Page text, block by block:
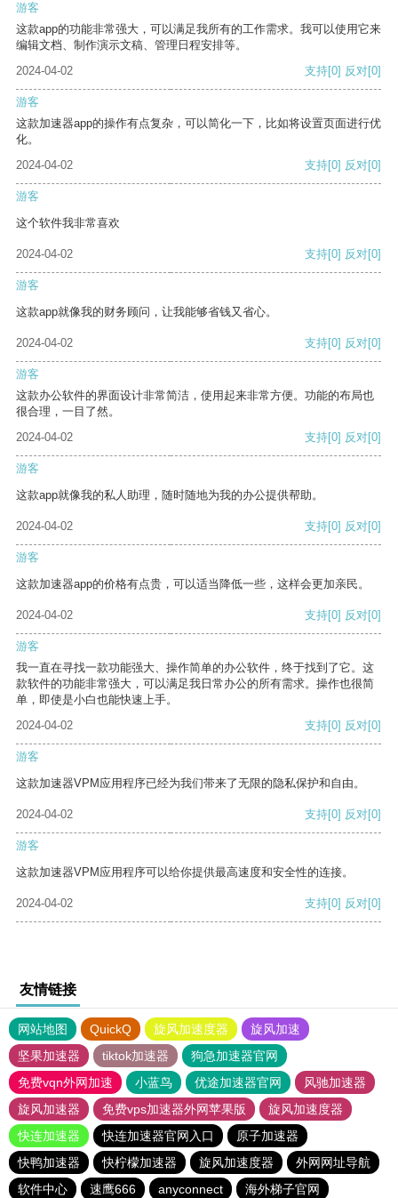
游客
这款app的功能非常强大，可以满足我所有的工作需求。我可以使用它来
编辑文档、制作演示文稿、管理日程安排等。
2024-04-02
支持[0] 反对[0]
游客
这款加速器app的操作有点复杂，可以简化一下，比如将设置页面进行优
化。
2024-04-02
支持[0] 反对[0]
游客
这个软件我非常喜欢
2024-04-02 支持[0] 反对[0]
游客
这款app就像我的财务顾问，让我能够省钱又省心。
2024-04-02 支持[0] 反对[0]
游客
这款办公软件的界面设计非常简洁，使用起来非常方便。功能的布局也
很合理，一目了然。
2024-04-02
支持[0] 反对[0]
游客
这款app就像我的私人助理，随时随地为我的办公提供帮助。
2024-04-02 支持[0] 反对[0]
游客
这款加速器app的价格有点贵，可以适当降低一些，这样会更加亲民。
2024-04-02 支持[0] 反对[0]
游客
我一直在寻找一款功能强大、操作简单的办公软件，终于找到了它。这
款软件的功能非常强大，可以满足我日常办公的所有需求。操作也很简
单，即使是小白也能快速上手。
2024-04-02
支持[0] 反对[0]
游客
这款加速器VPM应用程序已经为我们带来了无限的隐私保护和自由。
2024-04-02 支持[0] 反对[0]
游客
这款加速器VPM应用程序可以给你提供最高速度和安全性的连接。
2024-04-02 支持[0] 反对[0]
友情链接
网站地图 QuickQ 旋风加速度器
旋风加速
坚果加速器
tiktok加速器
狗急加速器官网
免费vqn外网加速
小蓝鸟 优途加速器官网
风驰加速器
旋风加速器
免费vps加速器外网苹果版
旋风加速度器
快连加速器
快连加速器官网入口
原子加速器
快鸭加速器
快柠檬加速器 旋风加速度器
外网网址导航
软件中心
速鹰666 anyconnect 海外梯子官网